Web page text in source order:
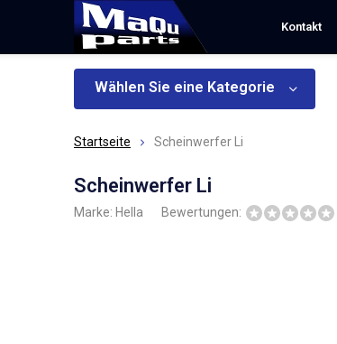
Kontakt
Wählen Sie eine Kategorie
Startseite Scheinwerfer Li
Scheinwerfer Li
Marke: Hella Bewertungen: